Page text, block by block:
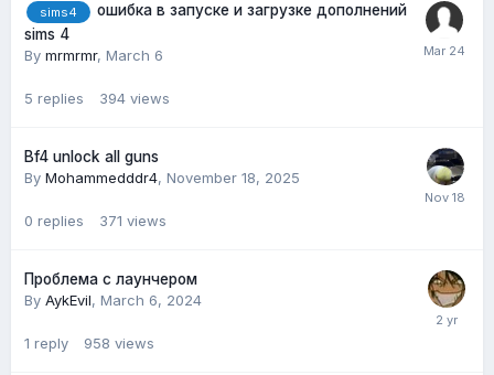
sims4
ошибка в запуске и загрузке дополнений
sims 4
By mrmrmr, March 6
5 replies 394 views
Bf4 unlock all guns
By Mohammedddr4, November 18, 2025
0 replies 371 views
Проблема с лаунчером
By AykEvil, March 6, 2024
1 reply 958 views